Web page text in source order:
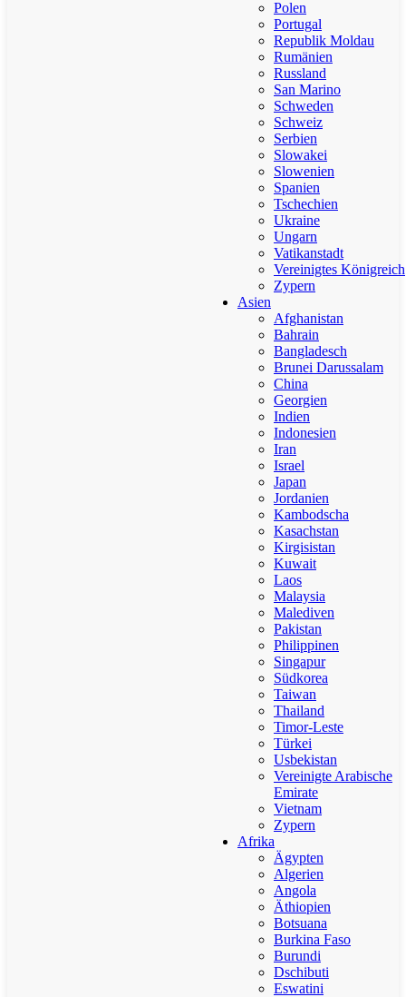
Polen
Portugal
Republik Moldau
Rumänien
Russland
San Marino
Schweden
Schweiz
Serbien
Slowakei
Slowenien
Spanien
Tschechien
Ukraine
Ungarn
Vatikanstadt
Vereinigtes Königreich
Zypern
Asien
Afghanistan
Bahrain
Bangladesch
Brunei Darussalam
China
Georgien
Indien
Indonesien
Iran
Israel
Japan
Jordanien
Kambodscha
Kasachstan
Kirgisistan
Kuwait
Laos
Malaysia
Malediven
Pakistan
Philippinen
Singapur
Südkorea
Taiwan
Thailand
Timor-Leste
Türkei
Usbekistan
Vereinigte Arabische
Emirate
Vietnam
Zypern
Afrika
Ägypten
Algerien
Angola
Äthiopien
Botsuana
Burkina Faso
Burundi
Dschibuti
Eswatini